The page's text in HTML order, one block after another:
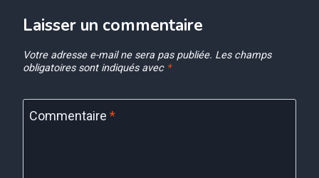
Laisser un commentaire
Votre adresse e-mail ne sera pas publiée. Les champs
obligatoires sont indiqués avec *
Commentaire *